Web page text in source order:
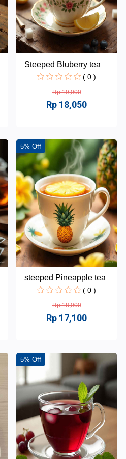
Steeped Bluberry tea
( 0 )
Rp 19,000
Rp 18,050
5% Off
steeped Pineapple tea
( 0 )
Rp 18,000
Rp 17,100
5% Off